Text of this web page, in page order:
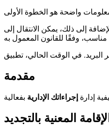
بالإضافة إلى ذلك، يمكن الانتقال إلى
مقدمة
إدارة إجراءاتك الإدارية
المعنية بالتجديد